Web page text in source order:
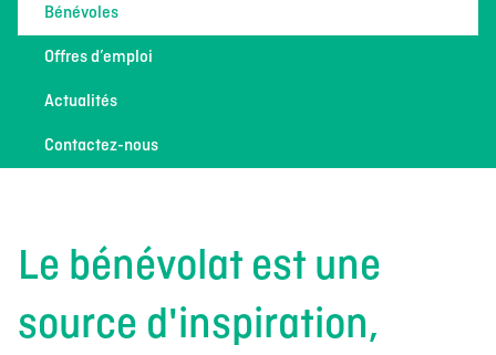
Bénévoles
Offres d’emploi
Actualités
Contactez-nous
Le bénévolat est une
source d'inspiration,